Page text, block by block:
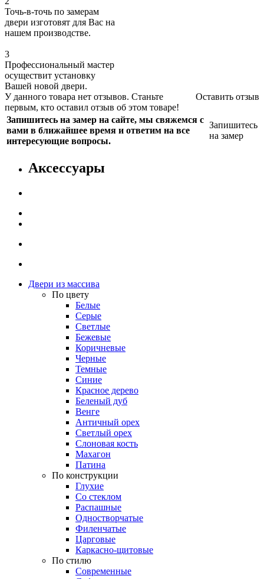
Точь-в-точь по замерам
двери изготовят для Вас на
нашем производстве.
3
Профессиональный мастер
осуществит установку
Вашей новой двери.
Оставить отзыв
У данного товара нет отзывов. Станьте
первым, кто оставил отзыв об этом товаре!
Запишитесь на замер на сайте, мы свяжемся с
вами в ближайшее время и ответим на все
интересующие вопросы.
Запишитесь
на замер
Аксессуары
Двери из массива
По цвету
Белые
Серые
Светлые
Бежевые
Коричневые
Черные
Темные
Синие
Красное дерево
Беленый дуб
Венге
Античный орех
Светлый орех
Слоновая кость
Махагон
Патина
По конструкции
Глухие
Со стеклом
Распашные
Одностворчатые
Филенчатые
Царговые
Каркасно-щитовые
По стилю
Современные